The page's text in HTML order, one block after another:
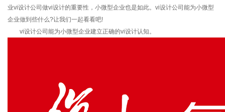
业vi设计公司做vi设计的重要性，小微型企业也是如此。vi设计公司能为小微型
企业做到些什么?让我们一起看看吧!
vi设计公司能为小微型企业建立正确的vi设计认知。